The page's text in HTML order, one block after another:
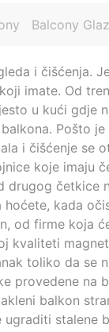
Balcony
i čišćenja.
imate. Od
u kući gdje
Pošto
i čišćenje se
koje imaju
četkice
kada
od firme koja
kvaliteti
toliko da se
provedene na
balkon
stalene